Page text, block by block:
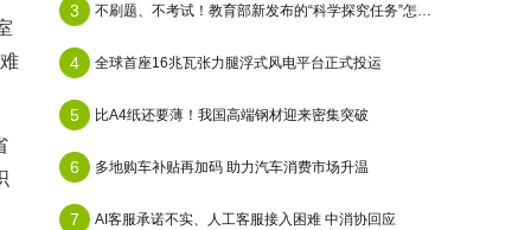
3 不刷题、不考试！教育部新发布的“科学探究任务”怎么做？
4 全球首座16兆瓦张力腿浮式风电平台正式投运
5 比A4纸还要薄！我国高端钢材迎来密集突破
6 多地购车补贴再加码 助力汽车消费市场升温
7 AI客服承诺不实、人工客服接入困难 中消协回应